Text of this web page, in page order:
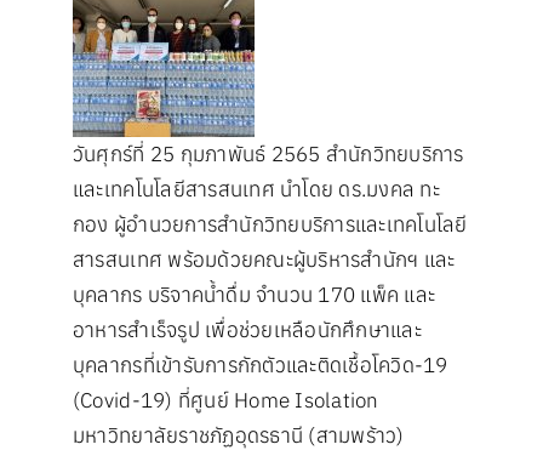
วันศุกร์ที่ 25 กุมภาพันธ์ 2565 สำนักวิทยบริการ
และเทคโนโลยีสารสนเทศ นำโดย ดร.มงคล ทะ
กอง ผู้อำนวยการสำนักวิทยบริการและเทคโนโลยี
สารสนเทศ พร้อมด้วยคณะผู้บริหารสำนักฯ และ
บุคลากร บริจาคน้ำดื่ม จำนวน 170 แพ็ค และ
อาหารสำเร็จรูป เพื่อช่วยเหลือนักศึกษาและ
บุคลากรที่เข้ารับการกักตัวและติดเชื้อโควิด-19
(Covid-19) ที่ศูนย์ Home Isolation
มหาวิทยาลัยราชภัฏอุดรธานี (สามพร้าว)